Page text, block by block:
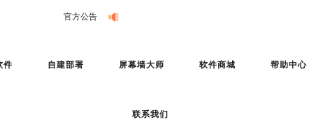
官方公告
件 自建部署 屏幕墙大师 软件商城 帮助中心
联系我们